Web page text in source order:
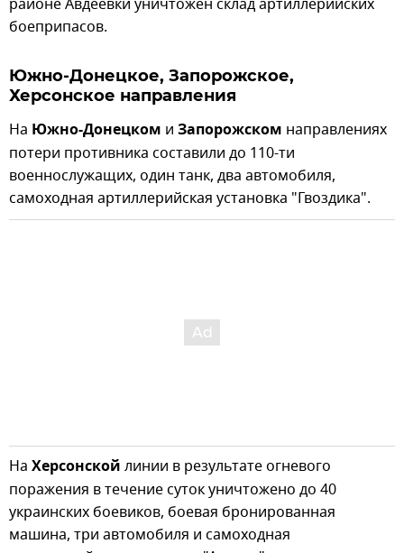
боеприпасов.
Южно-Донецкое, Запорожское,
Херсонское направления
На Южно-Донецком и Запорожском направлениях
потери противника составили до 110-ти
военнослужащих, один танк, два автомобиля,
самоходная артиллерийская установка "Гвоздика".
На Херсонской линии в результате огневого
поражения в течение суток уничтожено до 40
украинских боевиков, боевая бронированная
машина, три автомобиля и самоходная